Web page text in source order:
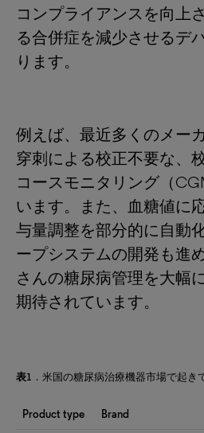
コンプライアンスを向上
る合併症を減少させるデ
ります。
例えば、最近多くのメー
穿刺による校正不要な、
コースモニタリング（
います。また、血糖値に
与量調整を部分的に自動
ープシステムの開発も進
さんの糖尿病管理を大幅
期待されています。
表1 ．米国の糖尿病治療機器市場で起
Product type Brand